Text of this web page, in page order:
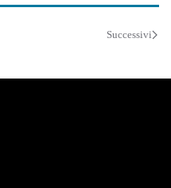
Successivi